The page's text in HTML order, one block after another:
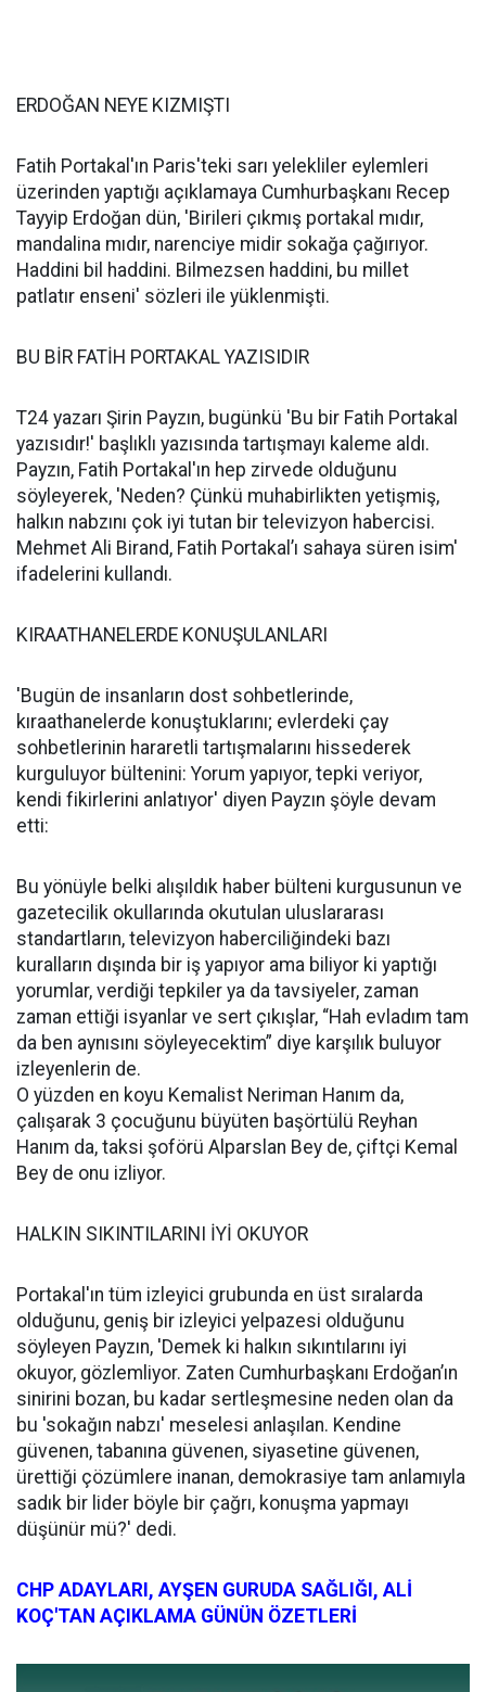
ERDOĞAN NEYE KIZMIŞTI
Fatih Portakal'ın Paris'teki sarı yelekliler eylemleri
üzerinden yaptığı açıklamaya Cumhurbaşkanı Recep
Tayyip Erdoğan dün, 'Birileri çıkmış portakal mıdır,
mandalina mıdır, narenciye midir sokağa çağırıyor.
Haddini bil haddini. Bilmezsen haddini, bu millet
patlatır enseni' sözleri ile yüklenmişti.
BU BİR FATİH PORTAKAL YAZISIDIR
T24 yazarı Şirin Payzın, bugünkü 'Bu bir Fatih Portakal
yazısıdır!' başlıklı yazısında tartışmayı kaleme aldı.
Payzın, Fatih Portakal'ın hep zirvede olduğunu
söyleyerek, 'Neden? Çünkü muhabirlikten yetişmiş,
halkın nabzını çok iyi tutan bir televizyon habercisi.
Mehmet Ali Birand, Fatih Portakal’ı sahaya süren isim'
ifadelerini kullandı.
KIRAATHANELERDE KONUŞULANLARI
'Bugün de insanların dost sohbetlerinde,
kıraathanelerde konuştuklarını; evlerdeki çay
sohbetlerinin hararetli tartışmalarını hissederek
kurguluyor bültenini: Yorum yapıyor, tepki veriyor,
kendi fikirlerini anlatıyor' diyen Payzın şöyle devam
etti:
Bu yönüyle belki alışıldık haber bülteni kurgusunun ve
gazetecilik okullarında okutulan uluslararası
standartların, televizyon haberciliğindeki bazı
kuralların dışında bir iş yapıyor ama biliyor ki yaptığı
yorumlar, verdiği tepkiler ya da tavsiyeler, zaman
zaman ettiği isyanlar ve sert çıkışlar, “Hah evladım tam
da ben aynısını söyleyecektim” diye karşılık buluyor
izleyenlerin de.
O yüzden en koyu Kemalist Neriman Hanım da,
çalışarak 3 çocuğunu büyüten başörtülü Reyhan
Hanım da, taksi şoförü Alparslan Bey de, çiftçi Kemal
Bey de onu izliyor.
HALKIN SIKINTILARINI İYİ OKUYOR
Portakal'ın tüm izleyici grubunda en üst sıralarda
olduğunu, geniş bir izleyici yelpazesi olduğunu
söyleyen Payzın, 'Demek ki halkın sıkıntılarını iyi
okuyor, gözlemliyor. Zaten Cumhurbaşkanı Erdoğan’ın
sinirini bozan, bu kadar sertleşmesine neden olan da
bu 'sokağın nabzı' meselesi anlaşılan. Kendine
güvenen, tabanına güvenen, siyasetine güvenen,
ürettiği çözümlere inanan, demokrasiye tam anlamıyla
sadık bir lider böyle bir çağrı, konuşma yapmayı
düşünür mü?' dedi.
CHP ADAYLARI, AYŞEN GURUDA SAĞLIĞI, ALİ
KOÇ'TAN AÇIKLAMA GÜNÜN ÖZETLERİ